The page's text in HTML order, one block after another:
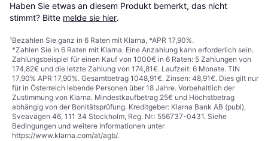
Haben Sie etwas an diesem Produkt bemerkt, das nicht
stimmt? Bitte melde sie hier.
¹Bezahlen Sie ganz in 6 Raten mit Klarna, *APR 17,90%.
*Zahlen Sie in 6 Raten mit Klarna. Eine Anzahlung kann erforderlich sein.
Zahlungsbeispiel für einen Kauf von 1000€ in 6 Raten: 5 Zahlungen von
174,82€ und die letzte Zahlung von 174,81€. Laufzeit: 6 Monate. TIN
17,90% APR 17,90%. Gesamtbetrag 1048,91€. Zinsen: 48,91€. Dies gilt nur
für in Österreich lebende Personen über 18 Jahre. Vorbehaltlich der
Zustimmung von Klarna. Mindestkaufbetrag 25€ und Höchstbetrag
abhängig von der Bonitätsprüfung. Kreditgeber: Klarna Bank AB (publ),
Sveavägen 46, 111 34 Stockholm, Reg. Nr.: 556737-0431. Siehe
Bedingungen und weitere Informationen unter
https://www.klarna.com/at/agb/.